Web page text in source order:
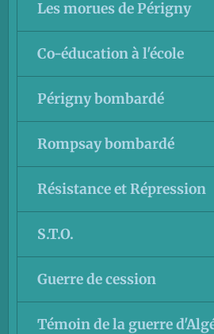
Les morues de Périgny
Co-éducation à l'école
Périgny bombardé
Rompsay bombardé
Résistance et Répression
S.T.O.
Guerre de cession
Témoin de la guerre